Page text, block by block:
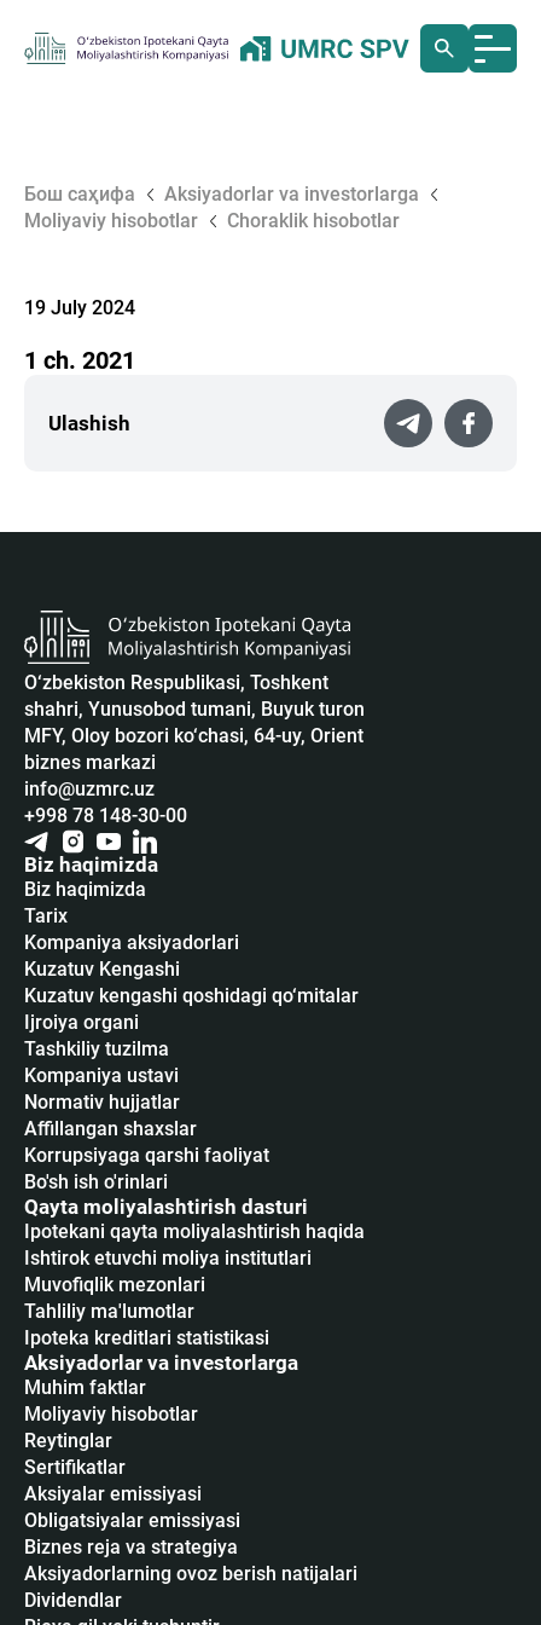
Бош саҳифа
Aksiyadorlar va investorlarga
Moliyaviy hisobotlar
Choraklik hisobotlar
19 July 2024
1 ch. 2021
Ulashish
O‘zbekiston Respublikasi, Toshkent
shahri, Yunusobod tumani, Buyuk turon
MFY, Oloy bozori ko‘chasi, 64-uy, Orient
biznes markazi
info@uzmrc.uz
+998 78 148-30-00
Biz haqimizda
Biz haqimizda
Tarix
Kompaniya aksiyadorlari
Kuzatuv Kengashi
Kuzatuv kengashi qoshidagi qo‘mitalar
Ijroiya organi
Tashkiliy tuzilma
Kompaniya ustavi
Normativ hujjatlar
Affillangan shaxslar
Korrupsiyaga qarshi faoliyat
Bo'sh ish o'rinlari
Qayta moliyalashtirish dasturi
Ipotekani qayta moliyalashtirish haqida
Ishtirok etuvchi moliya institutlari
Muvofiqlik mezonlari
Tahliliy ma'lumotlar
Ipoteka kreditlari statistikasi
Aksiyadorlar va investorlarga
Muhim faktlar
Moliyaviy hisobotlar
Reytinglar
Sertifikatlar
Аksiyalar emissiyasi
Obligatsiyalar emissiyasi
Biznes reja va strategiya
Aksiyadorlarning ovoz berish natijalari
Dividendlar